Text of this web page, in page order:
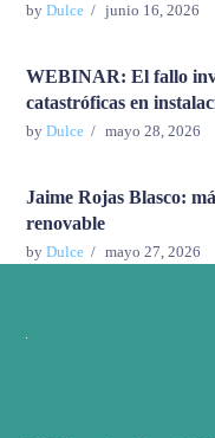
byDulce junio 16, 2026
WEBINAR: El fallo
catastróficas en
byDulce mayo 28, 2026
Jaime Rojas Blasco:
renovable
byDulce mayo 27, 2026